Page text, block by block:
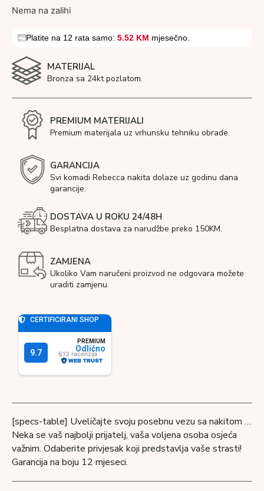
Nema na zalihi
Platite na 12 rata samo: 5.52 KM mjesečno.
MATERIJAL
Bronza sa 24kt pozlatom.
PREMIUM MATERIJALI
Premium materijala uz vrhunsku tehniku obrade.
GARANCIJA
Svi komadi Rebecca nakita dolaze uz godinu dana
garancije.
DOSTAVA U ROKU 24/48H
Besplatna dostava za narudžbe preko 150KM.
ZAMJENA
Ukoliko Vam naručeni proizvod ne odgovara možete
uraditi zamjenu.
[specs-table] Uveličajte svoju posebnu vezu sa nakitom …
Neka se vaš najbolji prijatelj, vaša voljena osoba osjeća
važnim. Odaberite privjesak koji predstavlja vaše strasti!
Garancija na boju 12 mjeseci.